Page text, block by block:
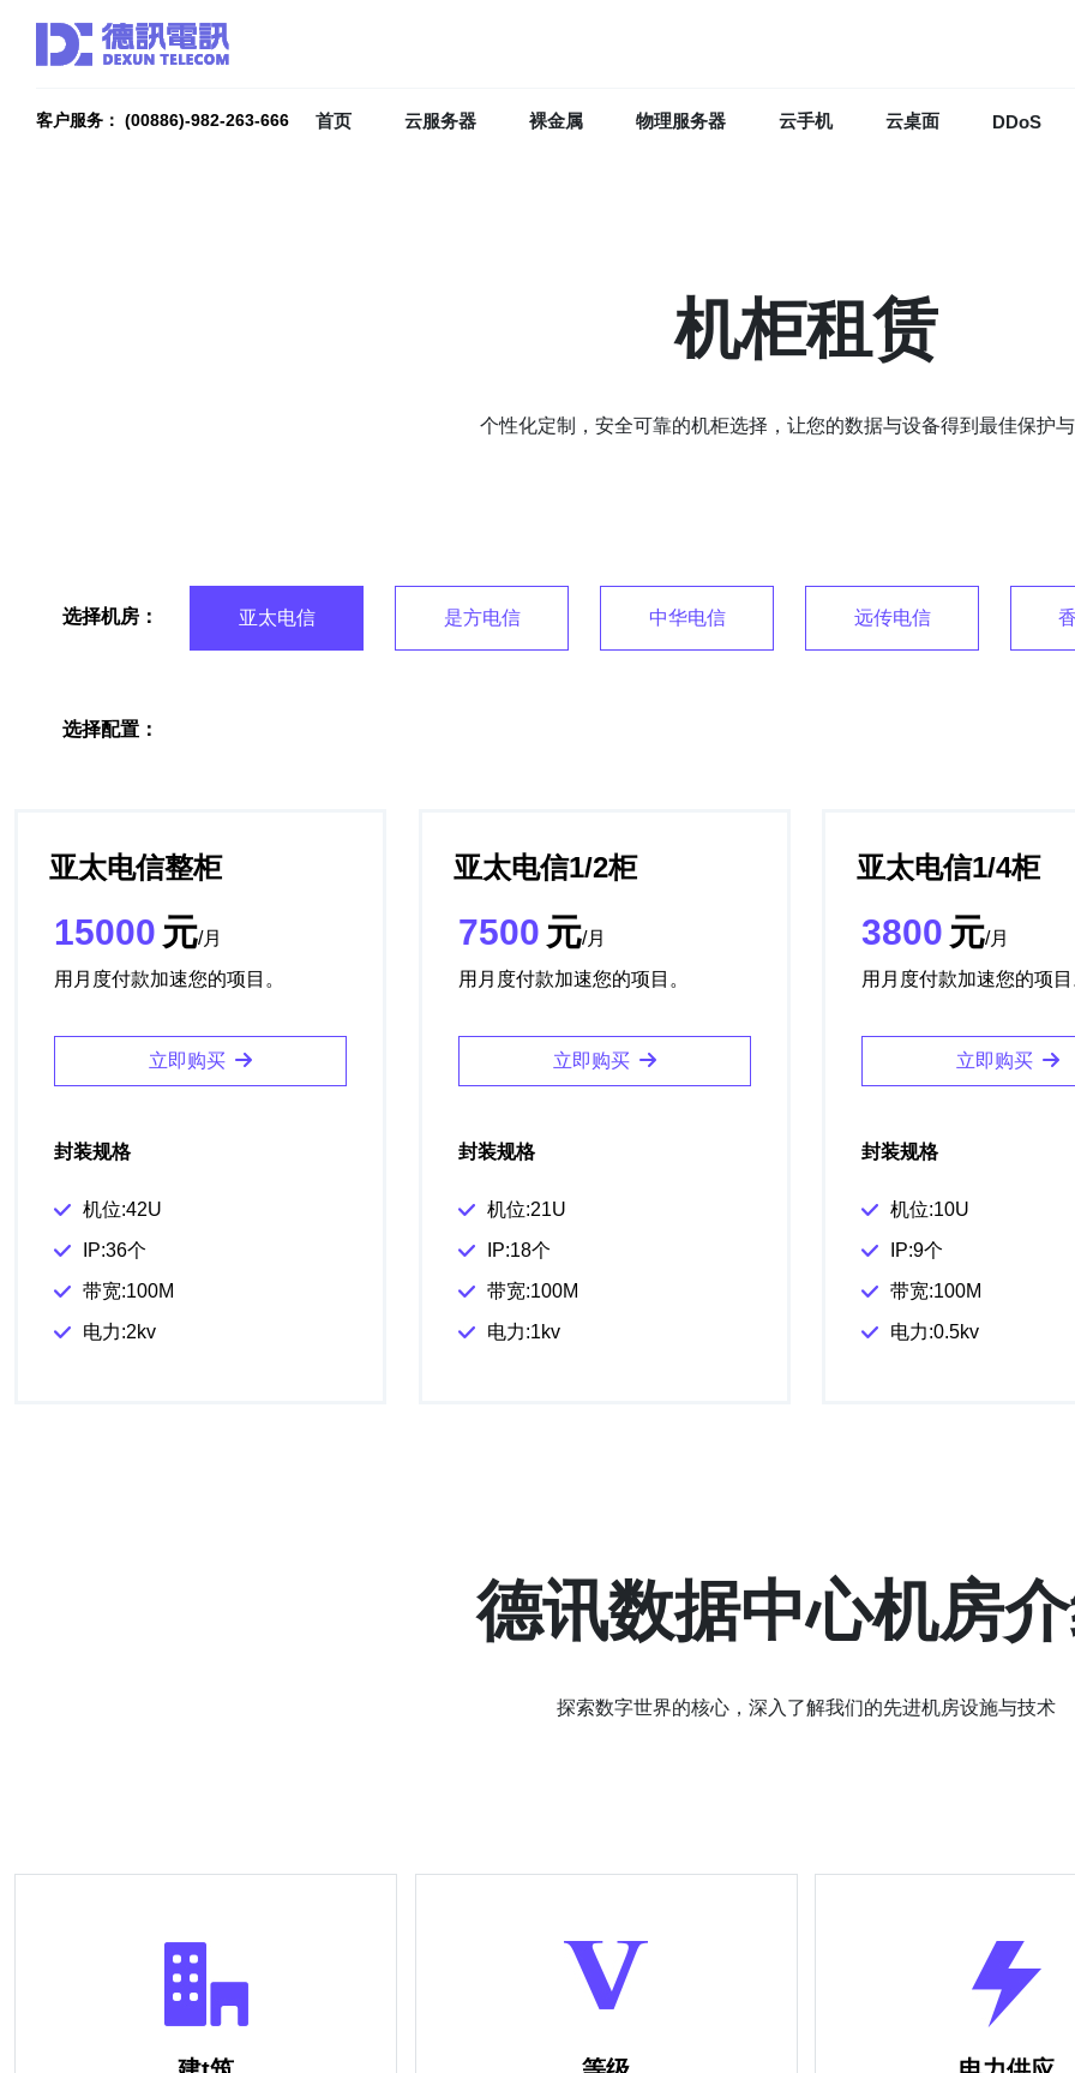
客户服务： (00886)-982-263-666 首页 云服务器 裸金属 物理服务器 云手机 云桌面 DDoS
机柜租赁
个性化定制，安全可靠的机柜选择，让您的数据与设备得到最佳保护
选择机房： 亚太电信 是方电信 中华电信 远传电信
选择配置：
亚太电信整柜
15000 元/月
用月度付款加速您的项目。
立即购买
封装规格
机位:42U
IP:36个
带宽:100M
电力:2kv
亚太电信1/2柜
7500 元/月
用月度付款加速您的项目。
立即购买
封装规格
机位:21U
IP:18个
带宽:100M
电力:1kv
亚太电信1/4柜
3800 元/月
用月度付款加速您的项
立即购买
封装规格
机位:10U
IP:9个
带宽:100M
电力:0.5kv
德讯数据中心机房
探索数字世界的核心，深入了解我们的先进机房设施与技术